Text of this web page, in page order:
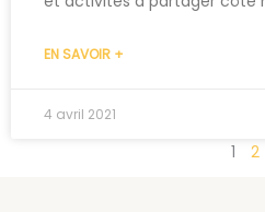
EN SAVOIR +
4 avril 2021
1 2